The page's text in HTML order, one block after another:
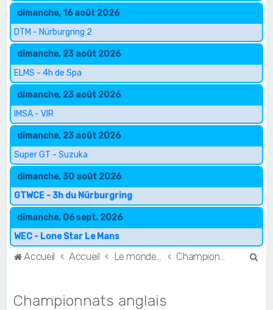
dimanche, 16 août 2026
DTM - Nürburgring 2
dimanche, 23 août 2026
ELMS - 4h de Spa
dimanche, 23 août 2026
IMSA - VIR
dimanche, 23 août 2026
Super GT - Suzuka
dimanche, 30 août 2026
GTWCE - 3h du Nürburgring
dimanche, 06 sept. 2026
WEC - Lone Star Le Mans
Accueil Accueil
Championnats anglais